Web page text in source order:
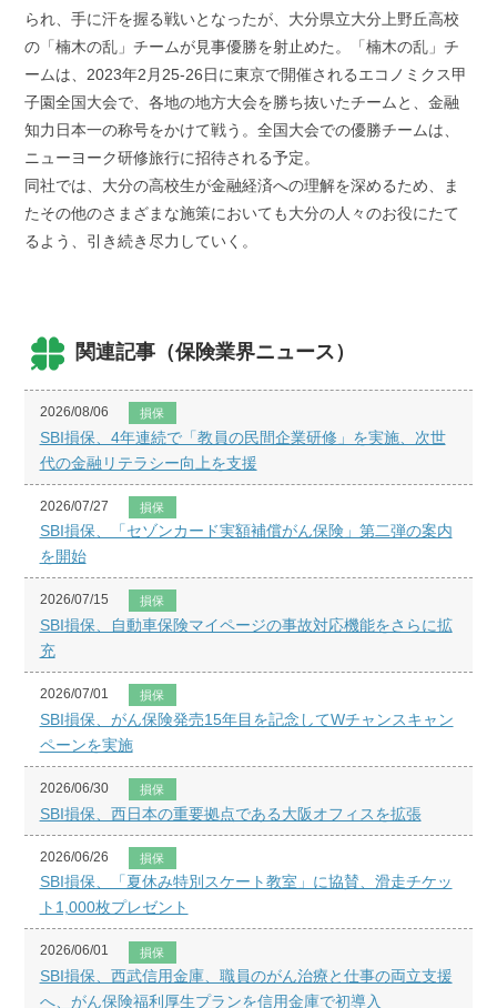
られ、手に汗を握る戦いとなったが、大分県立大分上野丘高校
の「楠木の乱」チームが見事優勝を射止めた。「楠木の乱」チ
ームは、2023年2月25-26日に東京で開催されるエコノミクス甲
子園全国大会で、各地の地方大会を勝ち抜いたチームと、金融
知力日本一の称号をかけて戦う。全国大会での優勝チームは、
ニューヨーク研修旅行に招待される予定。
同社では、大分の高校生が金融経済への理解を深めるため、ま
たその他のさまざまな施策においても大分の人々のお役にたて
るよう、引き続き尽力していく。
関連記事（保険業界ニュース）
2026/08/06 損保
SBI損保、4年連続で「教員の民間企業研修」を実施、次世
代の金融リテラシー向上を支援
2026/07/27 損保
SBI損保、「セゾンカード実額補償がん保険」第二弾の案内
を開始
2026/07/15 損保
SBI損保、自動車保険マイページの事故対応機能をさらに拡
充
2026/07/01 損保
SBI損保、がん保険発売15年目を記念してWチャンスキャン
ペーンを実施
2026/06/30 損保
SBI損保、西日本の重要拠点である大阪オフィスを拡張
2026/06/26 損保
SBI損保、「夏休み特別スケート教室」に協賛、滑走チケッ
ト1,000枚プレゼント
2026/06/01 損保
SBI損保、西武信用金庫、職員のがん治療と仕事の両立支援
へ、がん保険福利厚生プランを信用金庫で初導入